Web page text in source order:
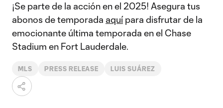
¡Se parte de la acción en el 2025! Asegura tus
abonos de temporada aquípara disfrutar de la
emocionante última temporada en el Chase
Stadium en Fort Lauderdale.
MLS PRESS RELEASE LUIS SUÁREZ